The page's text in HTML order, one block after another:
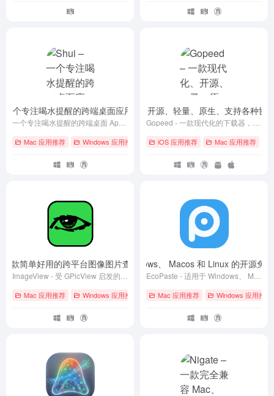
一个专注喝水提醒的跨端桌面应用
- v0.2.20
Mac 应用推荐 Windows 应用推荐 # GitHub # Linux # macOS
Gopeed – 一款现代化、开源、轻量、原生、支持各种协
iOS 应用推荐 Mac 应用推荐
款简单好用的跨平台图像图片查看器- Version 1.9.0
Mac 应用推荐 Windows 应用推荐 # GitHub # Linux # macOS
EcoPaste – 适用于 Windows、 Macos 和 Linux 的开源免
Mac 应用推荐 Windows 应用推荐